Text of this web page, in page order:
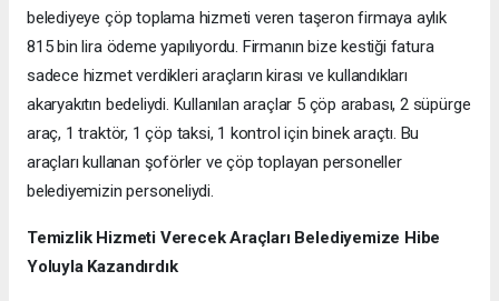
belediyeye çöp toplama hizmeti veren taşeron firmaya aylık
815 bin lira ödeme yapılıyordu. Firmanın bize kestiği fatura
sadece hizmet verdikleri araçların kirası ve kullandıkları
akaryakıtın bedeliydi. Kullanılan araçlar 5 çöp arabası, 2 süpürge
araç, 1 traktör, 1 çöp taksi, 1 kontrol için binek araçtı. Bu
araçları kullanan şoförler ve çöp toplayan personeller
belediyemizin personeliydi.
Temizlik Hizmeti Verecek Araçları Belediyemize Hibe
Yoluyla Kazandırdık